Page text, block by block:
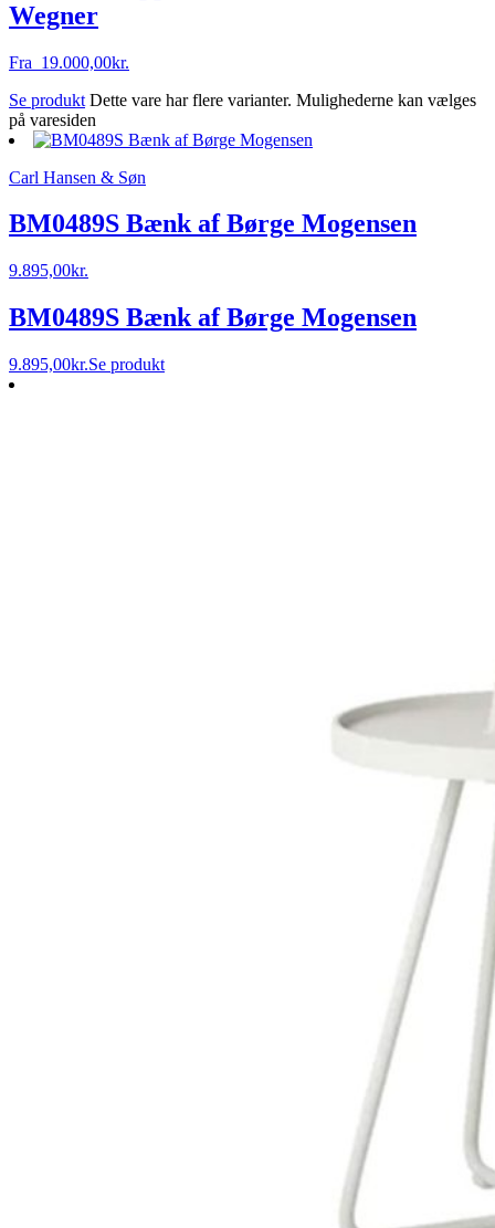
Wegner
Fra 19.000,00kr.
Se produkt Dette vare har flere varianter. Mulighederne kan vælges
på varesiden
Carl Hansen & Søn
BM0489S Bænk af Børge Mogensen
9.895,00kr.
BM0489S Bænk af Børge Mogensen
9.895,00kr.Se produkt